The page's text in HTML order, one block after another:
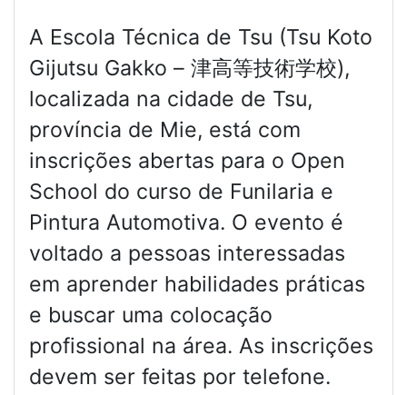
A Escola Técnica de Tsu (Tsu Koto
Gijutsu Gakko – 津高等技術学校),
localizada na cidade de Tsu,
província de Mie, está com
inscrições abertas para o Open
School do curso de Funilaria e
Pintura Automotiva. O evento é
voltado a pessoas interessadas
em aprender habilidades práticas
e buscar uma colocação
profissional na área. As inscrições
devem ser feitas por telefone.